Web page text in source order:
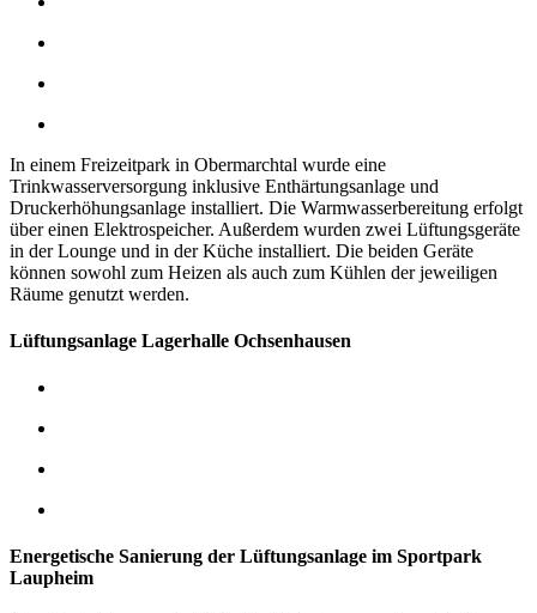
In einem Freizeitpark in Obermarchtal wurde eine
Trinkwasserversorgung inklusive Enthärtungsanlage und
Druckerhöhungsanlage installiert. Die Warmwasserbereitung erfolgt
über einen Elektrospeicher. Außerdem wurden zwei Lüftungsgeräte
in der Lounge und in der Küche installiert. Die beiden Geräte
können sowohl zum Heizen als auch zum Kühlen der jeweiligen
Räume genutzt werden.
Lüftungsanlage Lagerhalle Ochsenhausen
Energetische Sanierung der Lüftungsanlage im Sportpark
Laupheim